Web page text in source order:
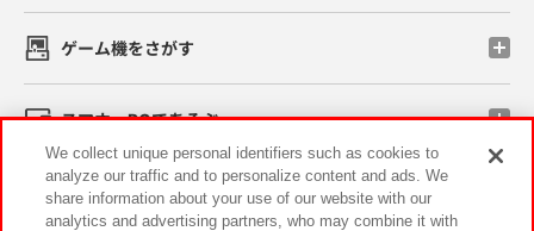
ゲーム機をさがす
スマホ・PCであそぶ
イベント・キャンペーン
We collect unique personal identifiers such as cookies to
analyze our traffic and to personalize content and ads. We
share information about your use of our website with our
analytics and advertising partners, who may combine it with